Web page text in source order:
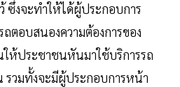
ซึ่งจะทำให้ได้ผู้ประกอบการ
ตอบสนองความต้องการของ
ห้ประชาชนหันมาใช้บริการรถ
รวมทั้งจะมีผู้ประกอบการหน้า